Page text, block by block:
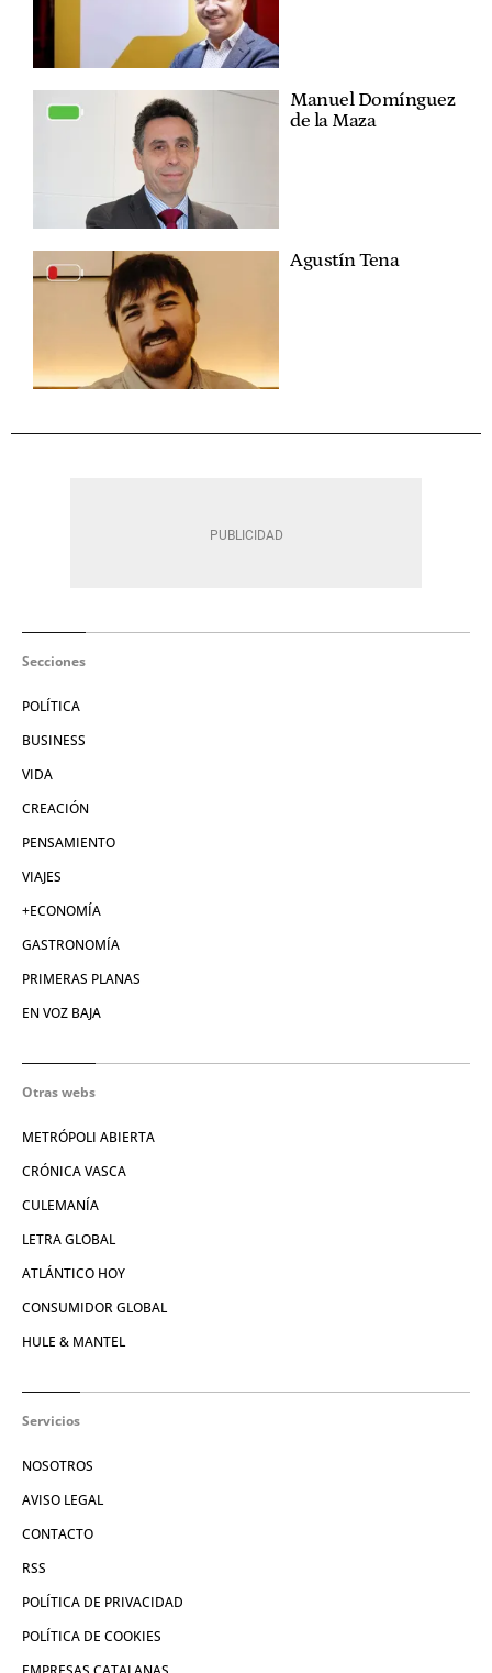
Manuel Domínguez
de la Maza
Agustín Tena
Secciones
POLÍTICA
BUSINESS
VIDA
CREACIÓN
PENSAMIENTO
VIAJES
+ECONOMÍA
GASTRONOMÍA
PRIMERAS PLANAS
EN VOZ BAJA
Otras webs
METRÓPOLI ABIERTA
CRÓNICA VASCA
CULEMANÍA
LETRA GLOBAL
ATLÁNTICO HOY
CONSUMIDOR GLOBAL
HULE & MANTEL
Servicios
NOSOTROS
AVISO LEGAL
CONTACTO
RSS
POLÍTICA DE PRIVACIDAD
POLÍTICA DE COOKIES